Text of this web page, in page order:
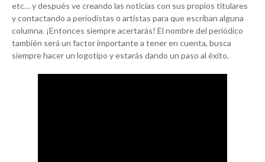
etc… y después ve creando las noticias con sus propios titulares
y contactando a periodistas o artistas para que escriban alguna
columna. ¡Entonces siempre acertarás! El nombre del periódico
también será un factor importante a tener en cuenta, busca
siempre hacer un logotipo y estarás dando un paso al éxito.